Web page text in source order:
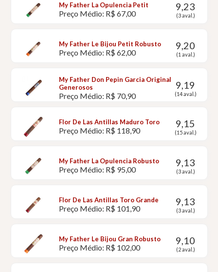
My Father La Opulencia Petit
Preço Médio: R$ 67,00
9,23
(3 aval.)
My Father Le Bijou Petit Robusto
Preço Médio: R$ 62,00
9,20
(1 aval.)
My Father Don Pepin Garcia Original
Generosos
Preço Médio: R$ 70,90
9,19
(14 aval.)
Flor De Las Antillas Maduro Toro
Preço Médio: R$ 118,90
9,15
(15 aval.)
My Father La Opulencia Robusto
Preço Médio: R$ 95,00
9,13
(3 aval.)
Flor De Las Antillas Toro Grande
Preço Médio: R$ 101,90
9,13
(3 aval.)
My Father Le Bijou Gran Robusto
Preço Médio: R$ 102,00
9,10
(2 aval.)